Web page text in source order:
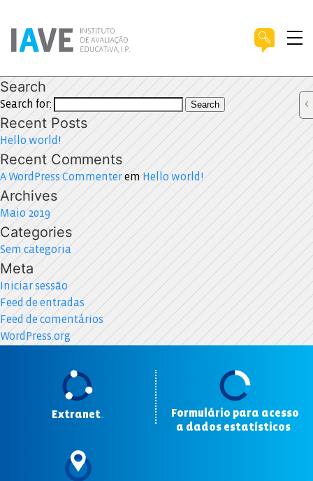
Search
Search for: Search
Recent Posts
Hello world!
Recent Comments
A WordPress Commenterem Hello world!
Archives
Maio 2019
Categories
Sem categoria
Meta
Iniciar sessão
Feed de entradas
Feed de comentários
WordPress.org
Extranet.
Formulário para acesso
a dados estatísticos